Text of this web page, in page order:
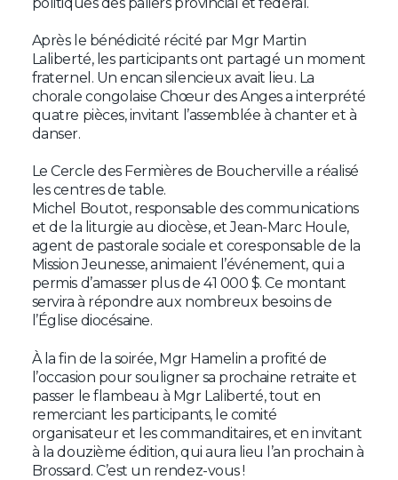
Après le bénédicité récité par Mgr Martin
Laliberté, les participants ont partagé un moment
fraternel. Un encan silencieux avait lieu. La
chorale congolaise Chœur des Anges a interprété
quatre pièces, invitant l’assemblée à chanter et à
danser.
Le Cercle des Fermières de Boucherville a réalisé
les centres de table.
Michel Boutot, responsable des communications
et de la liturgie au diocèse, et Jean-Marc Houle,
agent de pastorale sociale et coresponsable de la
Mission Jeunesse, animaient l’événement, qui a
permis d’amasser plus de 41 000 $. Ce montant
servira à répondre aux nombreux besoins de
l’Église diocésaine.
À la fin de la soirée, Mgr Hamelin a profité de
l’occasion pour souligner sa prochaine retraite et
passer le flambeau à Mgr Laliberté, tout en
remerciant les participants, le comité
organisateur et les commanditaires, et en invitant
à la douzième édition, qui aura lieu l’an prochain à
Brossard. C’est un rendez-vous !